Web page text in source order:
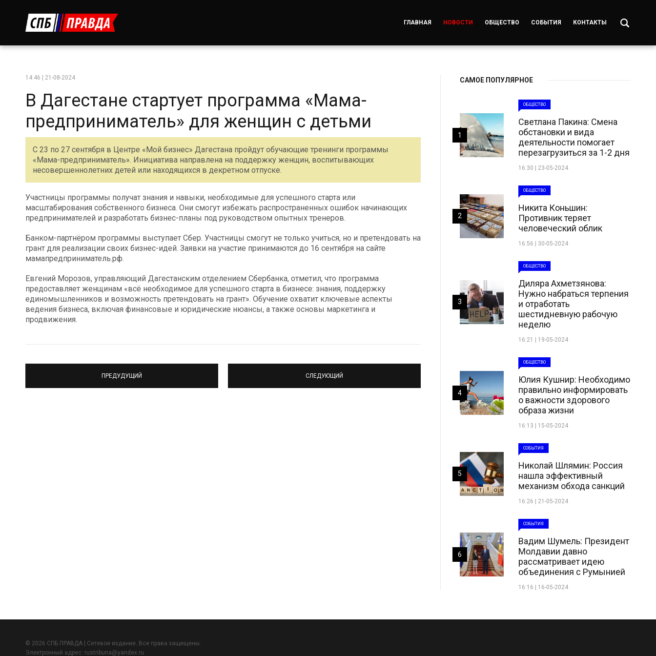
ГЛАВНАЯ НОВОСТИ ОБЩЕСТВО СОБЫТИЯ КОНТАКТЫ
14:46 | 21-08-2024
В Дагестане стартует программа «Мама-
предприниматель» для женщин с детьми
С 23 по 27 сентября в Центре «Мой бизнес» Дагестана пройдут обучающие тренинги программы
«Мама-предприниматель». Инициатива направлена на поддержку женщин, воспитывающих
несовершеннолетних детей или находящихся в декретном отпуске.
Участницы программы получат знания и навыки, необходимые для успешного старта или
масштабирования собственного бизнеса. Они смогут избежать распространенных ошибок начинающих
предпринимателей и разработать бизнес-планы под руководством опытных тренеров.
Банком-партнёром программы выступает Сбер. Участницы смогут не только учиться, но и претендовать на
грант для реализации своих бизнес-идей. Заявки на участие принимаются до 16 сентября на сайте
мамапредприниматель.рф.
Евгений Морозов, управляющий Дагестанским отделением Сбербанка, отметил, что программа
предоставляет женщинам «всё необходимое для успешного старта в бизнесе: знания, поддержку
единомышленников и возможность претендовать на грант». Обучение охватит ключевые аспекты
ведения бизнеса, включая финансовые и юридические нюансы, а также основы маркетинга и
продвижения.
ПРЕДУДУЩИЙ СЛЕДУЮЩИЙ
САМОЕ ПОПУЛЯРНОЕ
ОБЩЕСТВО
Светлана Пакина: Смена
обстановки и вида
деятельности помогает
перезагрузиться за 1-2 дня
16:30 | 23-05-2024
1
ОБЩЕСТВО
Никита Коньшин:
Противник теряет
человеческий облик
16:56 | 30-05-2024
2
ОБЩЕСТВО
Диляра Ахметзянова:
Нужно набраться терпения
и отработать
шестидневную рабочую
неделю
16:21 | 19-05-2024
3
ОБЩЕСТВО
Юлия Кушнир: Необходимо
правильно информировать
о важности здорового
образа жизни
16:13 | 15-05-2024
4
СОБЫТИЯ
Николай Шлямин: Россия
нашла эффективный
механизм обхода санкций
16:26 | 21-05-2024
5
СОБЫТИЯ
Вадим Шумель: Президент
Молдавии давно
рассматривает идею
объединения с Румынией
16:16 | 16-05-2024
6
© 2026 СПБ ПРАВДА | Сетевое издание. Все права защищены.
Электронный адрес: rustribuna@yandex.ru